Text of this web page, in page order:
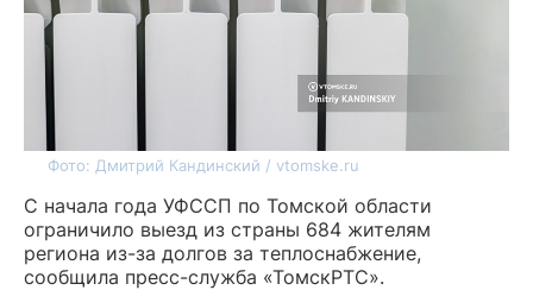
Фото: Дмитрий Кандинский / vtomske.ru
С начала года УФССП по Томской области
ограничило выезд из страны 684 жителям
региона из-за долгов за теплоснабжение,
сообщила пресс-служба «ТомскРТС».